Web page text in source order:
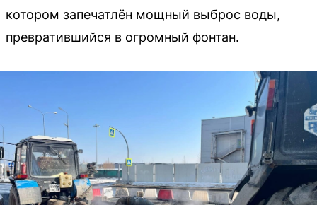
котором запечатлён мощный выброс воды,
превратившийся в огромный фонтан.